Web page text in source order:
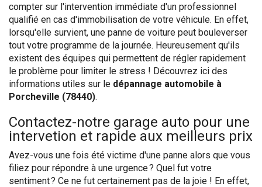
compter sur l'intervention immédiate d'un professionnel
qualifié en cas d'immobilisation de votre véhicule. En effet,
lorsqu'elle survient, une panne de voiture peut bouleverser
tout votre programme de la journée. Heureusement qu'ils
existent des équipes qui permettent de régler rapidement
le problème pour limiter le stress ! Découvrez ici des
informations utiles sur le dépannage automobile à
Porcheville (78440).
Contactez-notre garage auto pour une
intervetion et rapide aux meilleurs prix
Avez-vous une fois été victime d'une panne alors que vous
filiez pour répondre à une urgence ? Quel fut votre
sentiment ? Ce ne fut certainement pas de la joie ! En effet,